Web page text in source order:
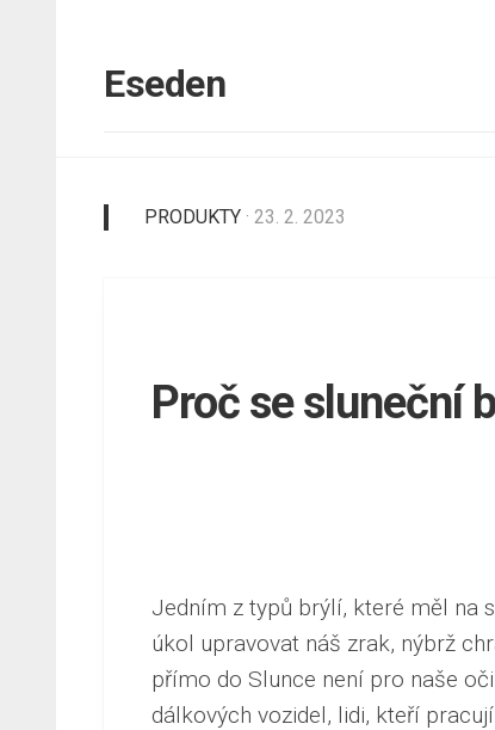
Eseden
PRODUKTY · 23. 2. 2023
Proč se sluneční
Jedním z typů brýlí, které měl na
úkol upravovat náš zrak, nýbrž
přímo do Slunce není pro naše
dálkových vozidel, lidi, kteří